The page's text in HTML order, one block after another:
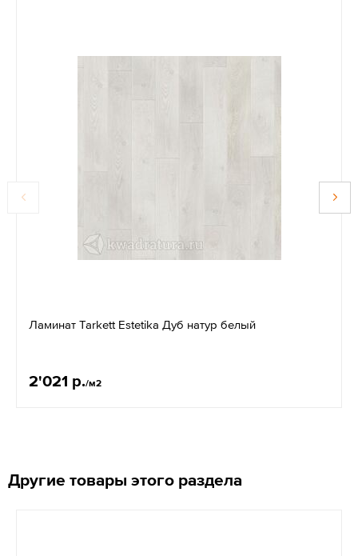
Ламинат Tarkett Estetika Дуб натур белый
2'021 р./м2
Другие товары этого раздела